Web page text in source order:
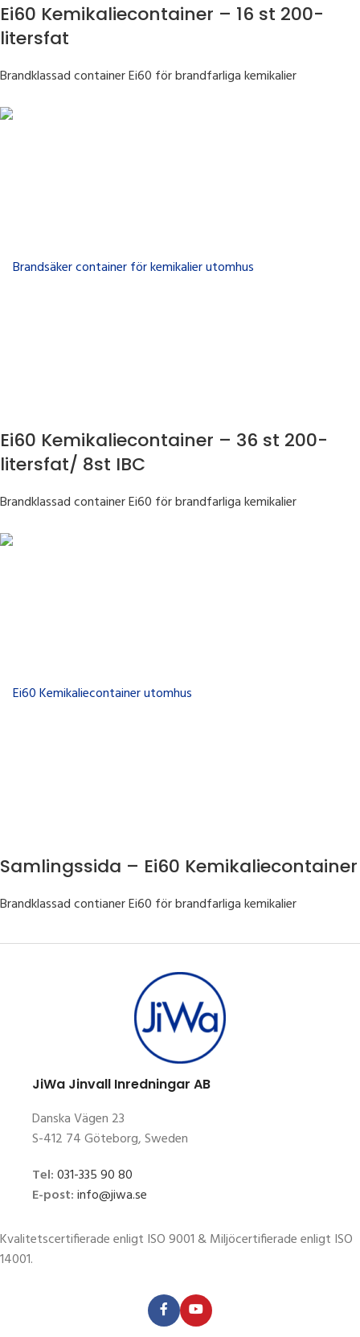
Ei60 Kemikaliecontainer – 16 st 200-
litersfat
Brandklassad container Ei60 för brandfarliga kemikalier
Ei60 Kemikaliecontainer – 36 st 200-
litersfat/ 8st IBC
Brandklassad container Ei60 för brandfarliga kemikalier
Samlingssida – Ei60 Kemikaliecontainer
Brandklassad contianer Ei60 för brandfarliga kemikalier
JiWa Jinvall Inredningar AB
Danska Vägen 23
S-412 74 Göteborg, Sweden
Tel:031-335 90 80
E-post:info@jiwa.se
Kvalitetscertifierade enligt ISO 9001 & Miljöcertifierade enligt ISO
14001.